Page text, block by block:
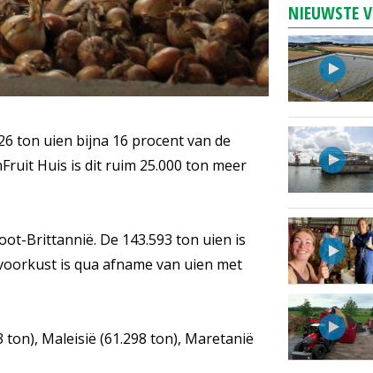
ton uien bijna 16 procent van de
Huis is dit ruim 25.000 ton meer
Brittannië. De 143.593 ton uien is
is qua afname van uien met
Maleisië (61.298 ton), Maretanië
NIEUWSTE